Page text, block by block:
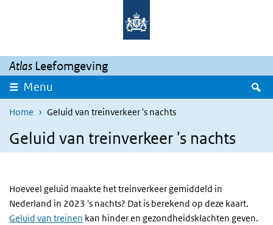
Overslaan en naar de inhoud gaan
Atlas Leefomgeving
Menu
Home Geluid van treinverkeer 's nachts
Geluid van treinverkeer 's nachts
Hoeveel geluid maakte het treinverkeer gemiddeld in
Nederland in 2023 's nachts? Dat is berekend op deze kaart.
Geluid van treinen kan hinder en gezondheidsklachten geven.